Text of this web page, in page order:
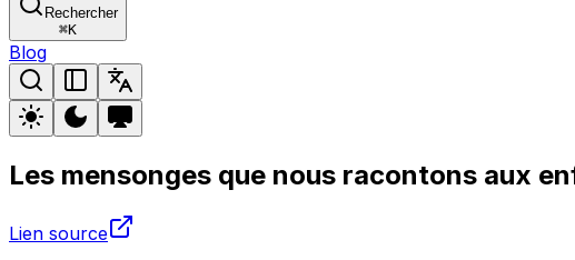
Rechercher
⌘K
Blog
Les mensonges que nous racontons aux
Lien source